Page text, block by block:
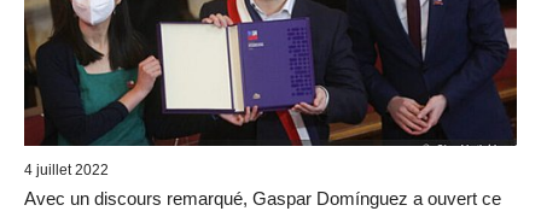
4 juillet 2022
Avec un discours remarqué, Gaspar Domínguez a ouvert ce